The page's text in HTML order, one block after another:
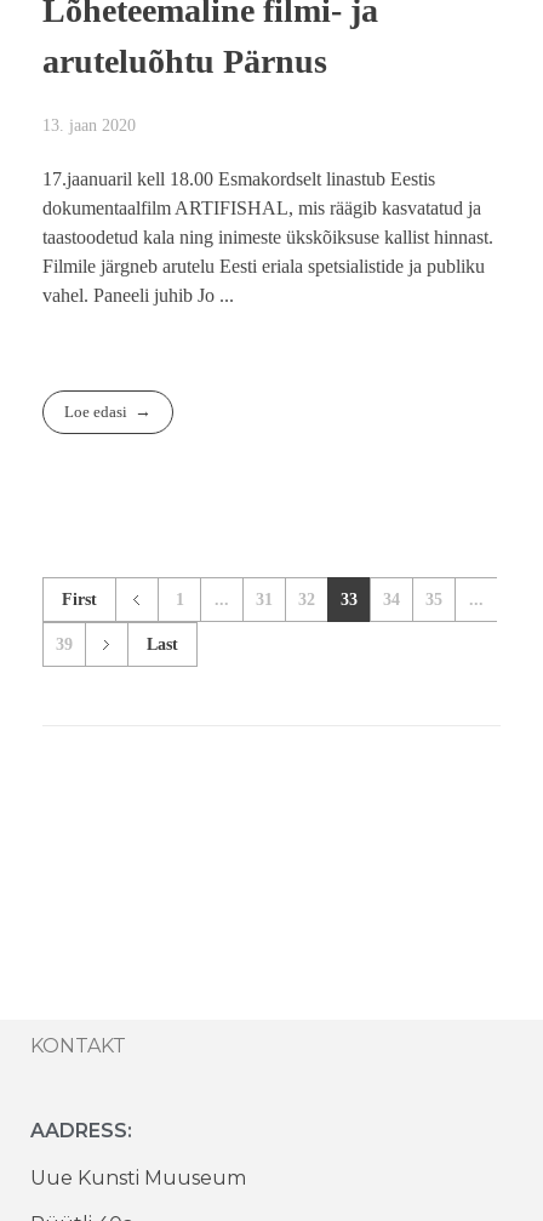
Lõheteemaline filmi- ja
aruteluõhtu Pärnus
13. jaan 2020
17.jaanuaril kell 18.00 Esmakordselt linastub Eestis
dokumentaalfilm ARTIFISHAL, mis räägib kasvatatud ja
taastoodetud kala ning inimeste ükskõiksuse kallist hinnast.
Filmile järgneb arutelu Eesti eriala spetsialistide ja publiku
vahel. Paneeli juhib Jo ...
Loe edasi
First 1 ... 31 32 33 34 35 ...
39 Last
KONTAKT
AADRESS:
Uue Kunsti Muuseum